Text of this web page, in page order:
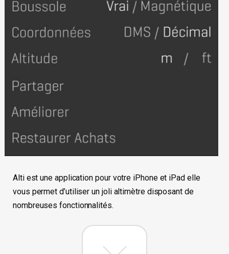
Alti est une application pour votre iPhone et iPad elle
vous permet d’utiliser un joli altimètre disposant de
nombreuses fonctionnalités.